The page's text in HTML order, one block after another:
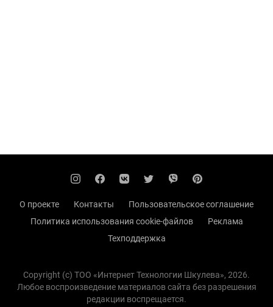
О проекте Контакты
Пользовательское соглашение
Политика использования cookie-файлов
Реклама
Техподдержка
Copyright (с) TOO «Интернет Технологии Шкулева», 2026.
Любое воспроизведение материалов сайта без разрешения
редакции воспрещается.